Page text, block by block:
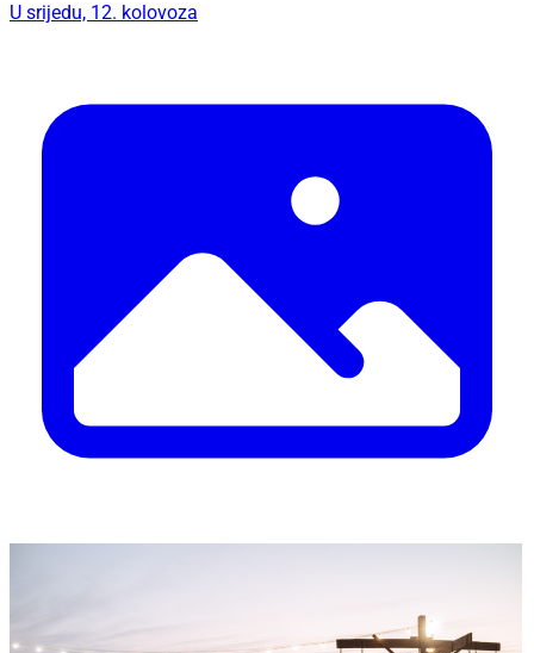
U srijedu, 12. kolovoza